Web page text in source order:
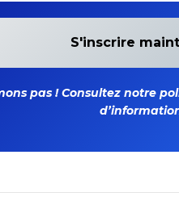
pas ! Consultez notre